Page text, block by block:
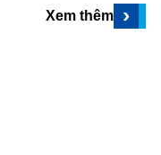
Xem thêm ›